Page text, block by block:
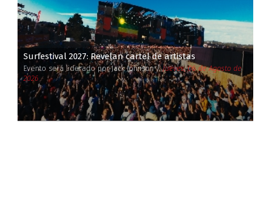
Surfestival 2027: Revelan cartel de artistas
Evento será liderado por Jack Johnson /Jueves, 06 de Agosto de
2026